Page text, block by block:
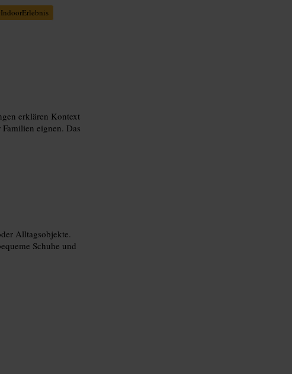
IndoorErlebnis
erklären Kontext
eignen. Das
Alltagsobjekte.
Schuhe und